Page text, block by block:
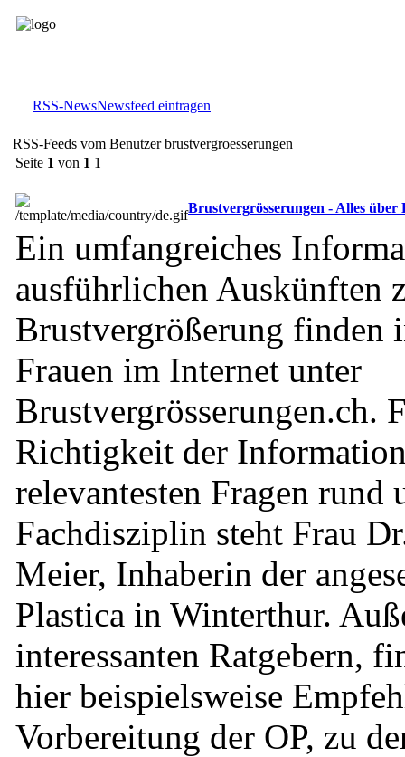
RSS-NewsNewsfeed eintragen
RSS-Feeds vom Benutzer brustvergroesserungen
Seite 1 von 1 1
Brustvergrösserungen - Alles
Ein umfangreiches
ausführlichen Auskünften
Brustvergrößerung finden
Frauen im Internet unter
Brustvergrösserungen.ch.
Richtigkeit der
relevantesten Fragen rund
Fachdisziplin steht Frau
Meier, Inhaberin der
Plastica in Winterthur.
interessanten Ratgebern,
hier beispielsweise
Vorbereitung der OP, zu